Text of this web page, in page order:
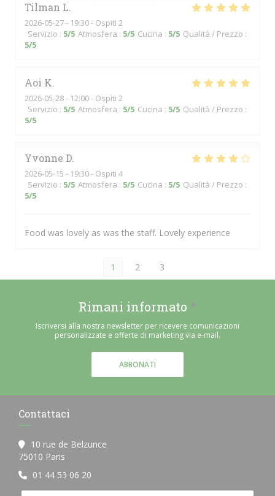
Tilman L
2026-05-27- 19:30 - Ospiti 2
Servizio : 5/5 Atmosfera : 5/5 Cucina : 5/5 Qualità / Prezzo :
5/5
Aoi K
2026-05-28- 12:00 - Ospiti 2
Servizio : 5/5 Atmosfera : 5/5 Cucina : 5/5 Qualità / Prezzo :
5/5
Yvonne D
2026-05-15 - 19:30 - Ospiti 4
Servizio : 5/5 Atmosfera : 5/5 Cucina : 5/5 Qualità / Prezzo :
5/5
Food was lovely as was the staff. Lovely experience
1 2 3
Rimani informato *
Iscriversi alla nostra newsletter per ricevere comunicazioni
personalizzate e offerte di marketing via e-mail.
ABBONATI
Contattaci
10 rue de Belzunce
75010 Paris
01 44 53 06 20